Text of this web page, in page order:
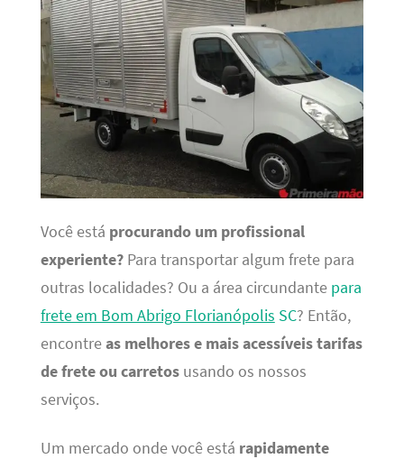
Você está procurando um profissional
experiente?Para transportar algum frete para
outras localidades? Ou a área circundante para
frete em Bom Abrigo Florianópolis SC? Então,
encontreas melhores e mais acessíveis tarifas
de frete ou carretosusando os nossos
serviços.
Um mercado onde você está rapidamente